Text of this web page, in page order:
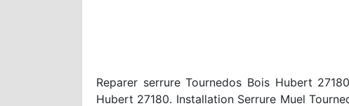
Reparer serrure Tournedos Bois Hubert
Hubert 27180. Installation Serrure Muel